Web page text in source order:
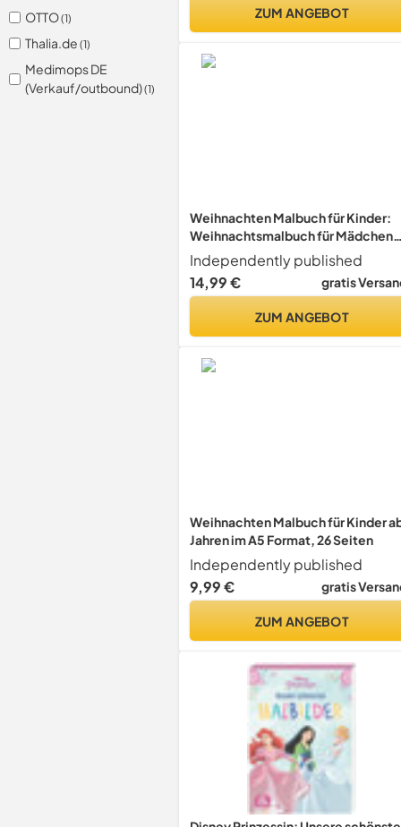
OTTO(1)
Thalia.de (1)
Medimops DE
(Verkauf/outbound)(1)
ZUM ANGEBOT
Weihnachten Malbuch für Kinder:
Weihnachtsmalbuch für Mädchen
und Jungen im Alter von 4-8 Jahren |
Ausmalbuch mit 50 Weihnachts
Motiven
Independently published
14,99 €
gratis
ZUM ANGEBOT
Weihnachten Malbuch für Kinder
Jahren im A5 Format, 26 Seiten
Independently published
9,99 €
gratis
ZUM ANGEBOT